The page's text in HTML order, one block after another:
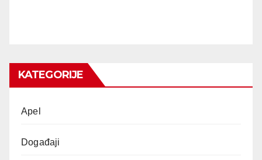
KATEGORIJE
Apel
Događaji